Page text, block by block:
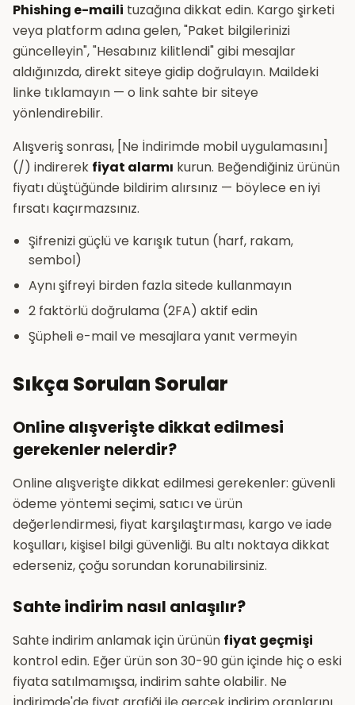
Phishing e-maili tuzağına dikkat edin. Kargo şirketi
veya platform adına gelen, "Paket bilgilerinizi
güncelleyin", "Hesabınız kilitlendi" gibi mesajlar
aldığınızda, direkt siteye gidip doğrulayın. Maildeki
linke tıklamayın — o link sahte bir siteye
yönlendirebilir.
Alışveriş sonrası, [Ne İndirimde mobil uygulamasını]
(/) indirerek fiyat alarmı kurun. Beğendiğiniz ürünün
fiyatı düştüğünde bildirim alırsınız — böylece en iyi
fırsatı kaçırmazsınız.
Şifrenizi güçlü ve karışık tutun (harf, rakam,
sembol)
Aynı şifreyi birden fazla sitede kullanmayın
2 faktörlü doğrulama (2FA) aktif edin
Şüpheli e-mail ve mesajlara yanıt vermeyin
Sıkça Sorulan Sorular
Online alışverişte dikkat edilmesi
gerekenler nelerdir?
Online alışverişte dikkat edilmesi gerekenler: güvenli
ödeme yöntemi seçimi, satıcı ve ürün
değerlendirmesi, fiyat karşılaştırması, kargo ve iade
koşulları, kişisel bilgi güvenliği. Bu altı noktaya dikkat
ederseniz, çoğu sorundan korunabilirsiniz.
Sahte indirim nasıl anlaşılır?
Sahte indirim anlamak için ürünün fiyat geçmişi
kontrol edin. Eğer ürün son 30-90 gün içinde hiç o eski
fiyata satılmamışsa, indirim sahte olabilir. Ne